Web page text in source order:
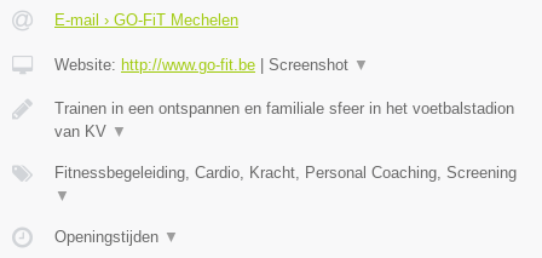
E-mail › GO-FiT Mechelen
Website: http://www.go-fit.be | Screenshot ▼
Trainen in een ontspannen en familiale sfeer in het voetbalstadion
van KV ▼
Fitnessbegeleiding, Cardio, Kracht, Personal Coaching, Screening
▼
Openingstijden ▼